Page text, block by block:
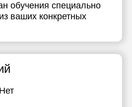
обучения специально
ваших конкретных
Нет